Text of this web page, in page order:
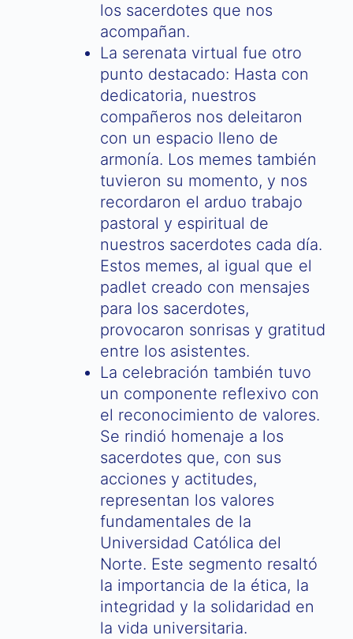
los sacerdotes que nos
acompañan.
La serenata virtual fue otro
punto destacado: Hasta con
dedicatoria, nuestros
compañeros nos deleitaron
con un espacio lleno de
armonía. Los memes también
tuvieron su momento, y nos
recordaron el arduo trabajo
pastoral y espiritual de
nuestros sacerdotes cada día.
Estos memes, al igual que el
padlet creado con mensajes
para los sacerdotes,
provocaron sonrisas y gratitud
entre los asistentes.
La celebración también tuvo
un componente reflexivo con
el reconocimiento de valores.
Se rindió homenaje a los
sacerdotes que, con sus
acciones y actitudes,
representan los valores
fundamentales de la
Universidad Católica del
Norte. Este segmento resaltó
la importancia de la ética, la
integridad y la solidaridad en
la vida universitaria.